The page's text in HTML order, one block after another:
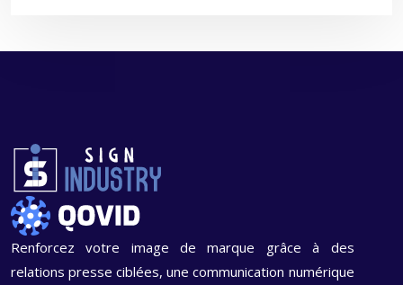
Renforcez votre image de marque grâce à des
relations presse ciblées, une communication numérique